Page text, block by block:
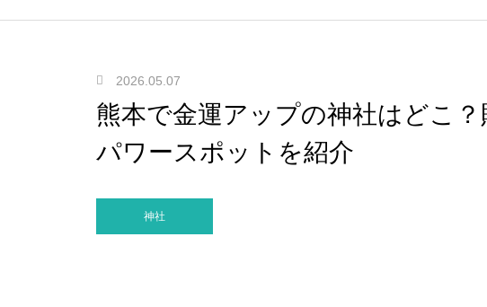
2026.05.07
熊本で金運アップの神社はどこ
パワースポットを紹介
神社